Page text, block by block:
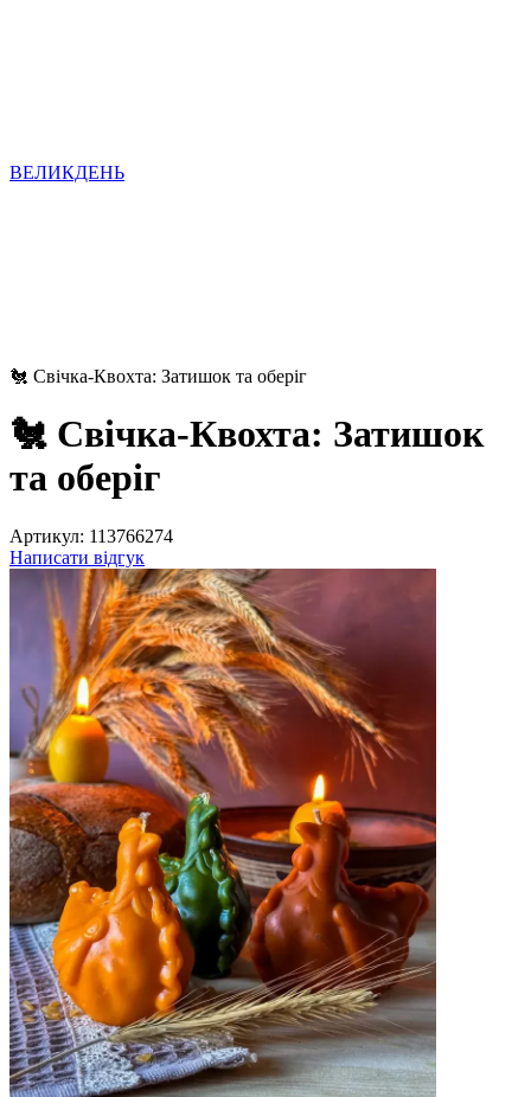
ВЕЛИКДЕНЬ
🐔 Свічка-Квохта: Затишок та оберіг
🐔 Свічка-Квохта: Затишок
та оберіг
Артикул: 113766274
Написати відгук